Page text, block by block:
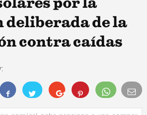
por la
deliberada de la
contra caídas